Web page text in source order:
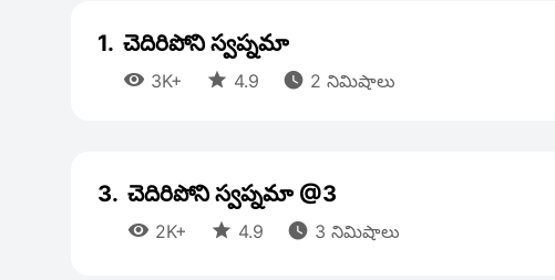
1. చెదిరిపోని స్వప్నమా
 3K+  4.9  2 నిమిషాలు
3. చెదిరిపోని స్వప్నమా @3
 2K+  4.9  3 నిమిషాలు